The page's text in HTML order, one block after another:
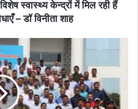
स्वास्थ्य केन्द्रों में मिल रही हैं
– डॉ विनीता शाह